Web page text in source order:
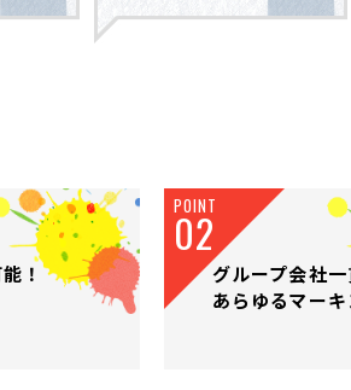
！
POINT
02
グループ会社
あらゆるマー